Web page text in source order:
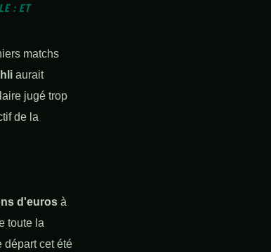
: ET
matchs
aurait
jugé trop
de la
d'euros à
toute la
départ cet été